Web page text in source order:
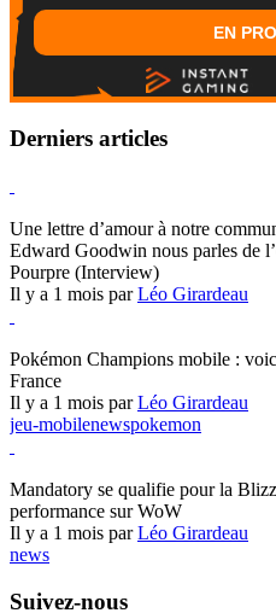
EN
Derniers articles
Une lettre d’amour à notre
Edward Goodwin nous parles de
Pourpre (Interview)
Il y a 1 mois parLéo Girardeau
Pokémon Champions mobile :
France
Il y a 1 mois parLéo Girardeau
jeu-mobilenewspokemon
Mandatory se qualifie pour la
performance sur WoW
Il y a 1 mois parLéo Girardeau
news
Suivez-nous